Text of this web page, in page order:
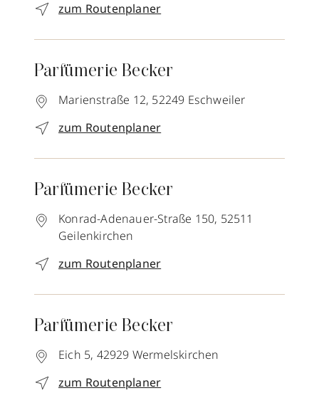
zum Routenplaner
Parfümerie Becker
Marienstraße 12, 52249 Eschweiler
zum Routenplaner
Parfümerie Becker
Konrad-Adenauer-Straße 150, 52511
Geilenkirchen
zum Routenplaner
Parfümerie Becker
Eich 5, 42929 Wermelskirchen
zum Routenplaner